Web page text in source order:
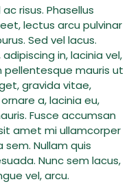
risus. Phasellus
lectus arcu pulvinar
Sed vel lacus.
in, lacinia vel,
pellentesque mauris ut
gravida vitae,
a, lacinia eu,
Fusce accumsan
amet mi ullamcorper
sem. Nullam quis
Nunc sem lacus,
vel, arcu.